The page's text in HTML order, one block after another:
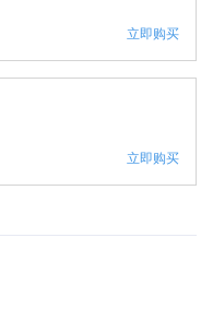
立即购买
立即购买